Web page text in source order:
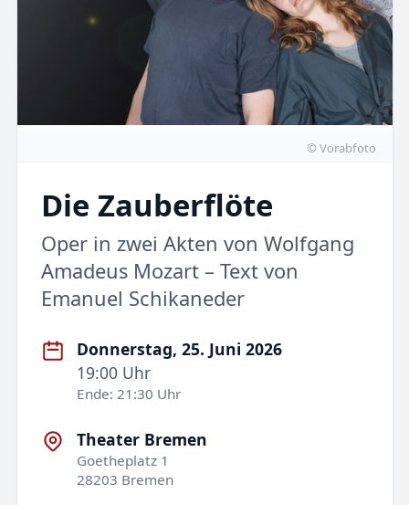
© Vorabfoto
Die Zauberflöte
Oper in zwei Akten von Wolfgang
Amadeus Mozart – Text von
Emanuel Schikaneder
Donnerstag, 25. Juni 2026
19:00 Uhr
Ende: 21:30 Uhr
Theater Bremen
Goetheplatz 1
28203 Bremen